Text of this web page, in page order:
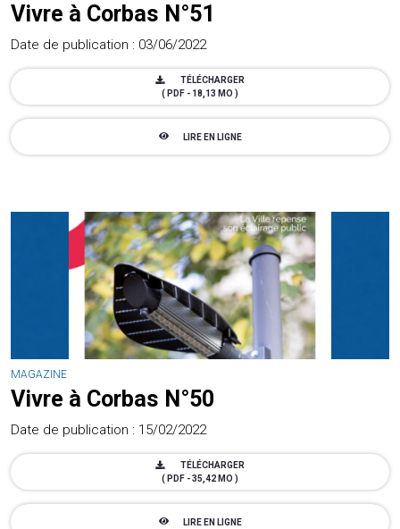
Vivre à Corbas N°51
Date de publication : 03/06/2022
TÉLÉCHARGER
( PDF - 18,13 MO )
LIRE EN LIGNE
MAGAZINE
Vivre à Corbas N°50
Date de publication : 15/02/2022
TÉLÉCHARGER
( PDF - 35,42 MO )
LIRE EN LIGNE